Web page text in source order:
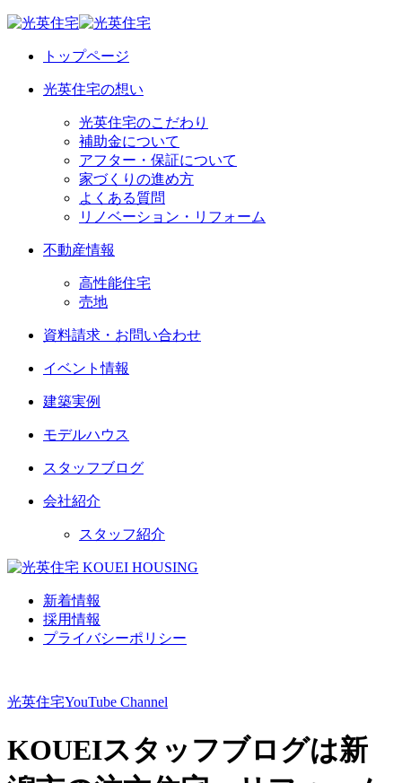
トップページ
光英住宅の想い
光英住宅のこだわり
補助金について
アフター・保証について
家づくりの進め方
よくある質問
リノベーション・リフォーム
不動産情報
高性能住宅
売地
資料請求・お問い合わせ
イベント情報
建築実例
モデルハウス
スタッフブログ
会社紹介
スタッフ紹介
新着情報
採用情報
プライバシーポリシー
光英住宅YouTube Channel
KOUEIスタッフブログは新